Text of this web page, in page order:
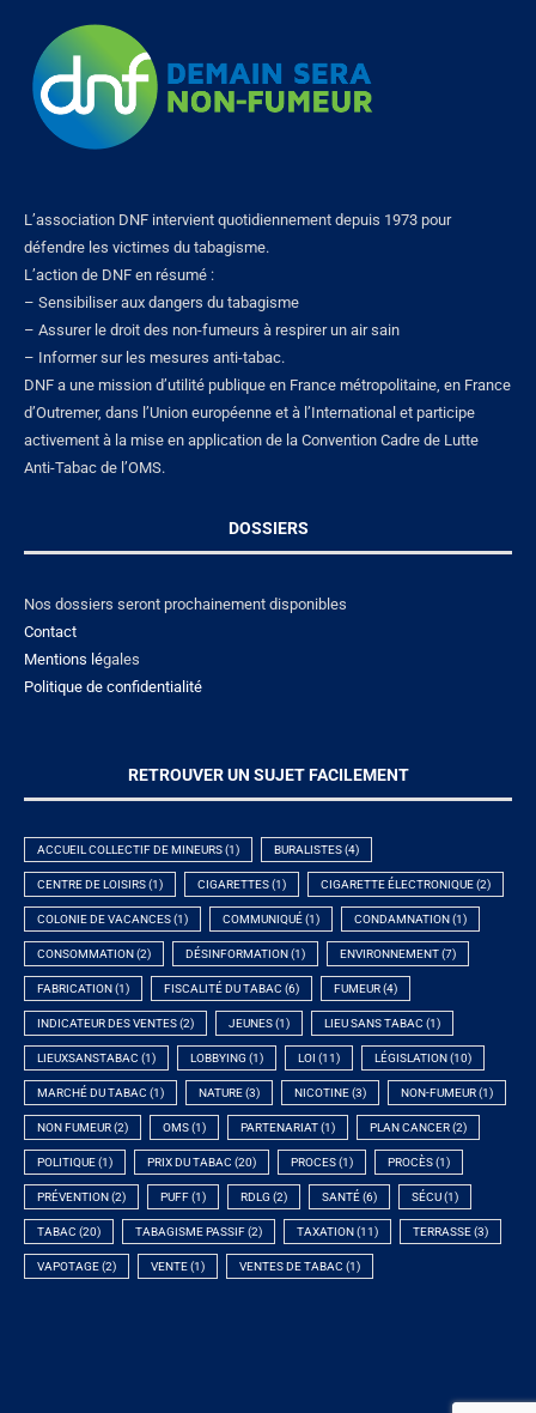
L’association DNF intervient quotidiennement depuis 1973 pour
défendre les victimes du tabagisme.
L’action de DNF en résumé :
– Sensibiliser aux dangers du tabagisme
– Assurer le droit des non-fumeurs à respirer un air sain
– Informer sur les mesures anti-tabac.
DNF a une mission d’utilité publique en France métropolitaine, en France
d’Outremer, dans l’Union européenne et à l’International et participe
activement à la mise en application de la Convention Cadre de Lutte
Anti-Tabac de l’OMS.
DOSSIERS
Nos dossiers seront prochainement disponibles
Contact
Mentions légales
Politique de confidentialité
RETROUVER UN SUJET FACILEMENT
ACCUEIL COLLECTIF DE MINEURS(1) BURALISTES(4)
CENTRE DE LOISIRS(1) CIGARETTES(1) CIGARETTE ÉLECTRONIQUE(2)
COLONIE DE VACANCES(1) COMMUNIQUÉ(1) CONDAMNATION (1)
CONSOMMATION (2) DÉSINFORMATION (1) ENVIRONNEMENT(7)
FABRICATION (1) FISCALITÉ DU TABAC (6) FUMEUR(4)
INDICATEUR DES VENTES(2) JEUNES(1) LIEU SANS TABAC (1)
LIEUXSANSTABAC (1) LOBBYING (1) LOI (11) LÉGISLATION (10)
MARCHÉ DU TABAC (1) NATURE(3) NICOTINE(3) NON-FUMEUR(1)
NON FUMEUR(2) OMS(1) PARTENARIAT(1) PLAN CANCER(2)
POLITIQUE(1) PRIX DU TABAC (20) PROCES(1) PROCÈS(1)
PRÉVENTION (2) PUFF(1) RDLG (2) SANTÉ(6) SÉCU(1)
TABAC (20) TABAGISME PASSIF(2) TAXATION (11) TERRASSE(3)
VAPOTAGE(2) VENTE(1) VENTES DE TABAC (1)